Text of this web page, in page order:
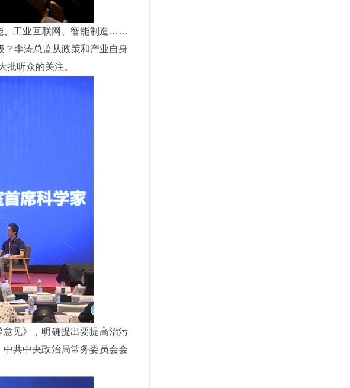
、工业互联网、智能制造……
？李涛总监从政策和产业自身
听众的关注。
见》，明确提出要提高治污
共中央政治局常务委员会会